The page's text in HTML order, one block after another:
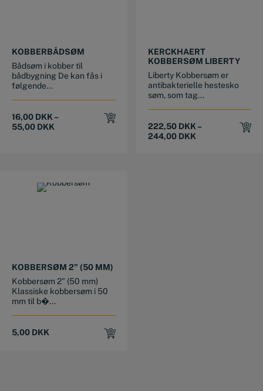
KOBBERBÅDSØM
Bådsøm i kobber til
bådbygning De kan fås i
følgende...
16,00 DKK –
55,00 DKK
KERCKHAERT
KOBBERSØM LIBERTY
Liberty Kobbersøm er
antibakterielle hestesko
søm, som tag...
222,50 DKK –
244,00 DKK
KOBBERSØM 2” (50 MM)
Kobbersøm 2” (50 mm)
Klassiske kobbersøm i 50
mm til b�...
5,00 DKK